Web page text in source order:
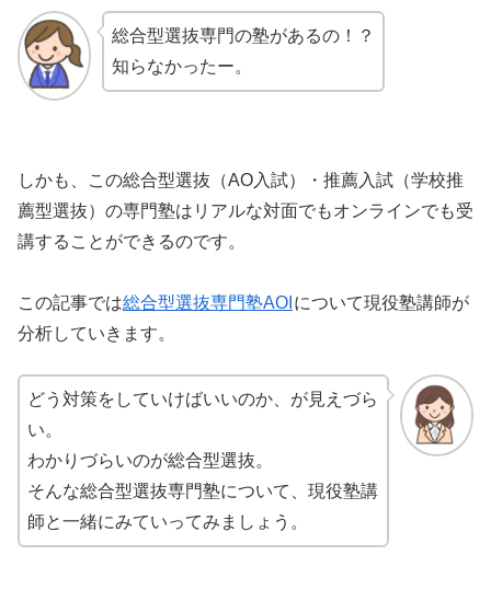
総合型選抜専門の塾があるの！？
知らなかったー。
しかも、この総合型選抜（AO入試）・推薦入試（学校推
薦型選抜）の専門塾はリアルな対面でもオンラインでも受
講することができるのです。
この記事では総合型選抜専門塾AOI について現役塾講師が
分析していきます。
どう対策をしていけばいいのか、が見えづら
い。
わかりづらいのが総合型選抜。
そんな総合型選抜専門塾について、現役塾講
師と一緒にみていってみましょう。